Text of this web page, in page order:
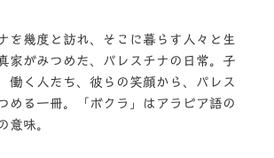
を幾度と訪れ、そこに暮らす人々と生
家がみつめた、パレスチナの日常。子
働く人たち、彼らの笑顔から、パレス
める一冊。「ボクラ」はアラビア語の
意味。